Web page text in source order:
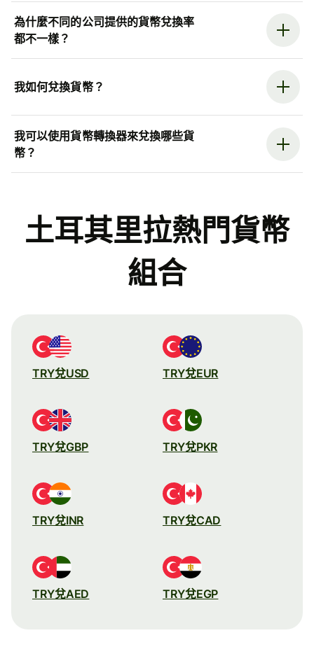
為什麼不同的公司提供的貨幣兌換率
都不一樣？
我如何兌換貨幣？
我可以使用貨幣轉換器來兌換哪些貨
幣？
土耳其里拉熱門貨幣
組合
TRY兌USD TRY兌EUR
TRY兌GBP TRY兌PKR
TRY兌INR TRY兌CAD
TRY兌AED TRY兌EGP